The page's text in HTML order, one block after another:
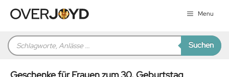
Inhalt
Menu
Products
search Suchen